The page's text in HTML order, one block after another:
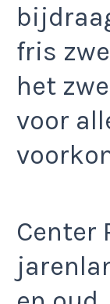
fris
het
voor
Center